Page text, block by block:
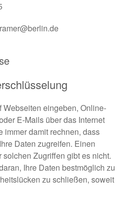
Webseiten eingeben, Online-
E-Mails über das Internet
immer damit rechnen, dass
Daten zugreifen. Einen
Zugriffen gibt es nicht.
Ihre Daten bestmöglich zu
zu schließen, soweit